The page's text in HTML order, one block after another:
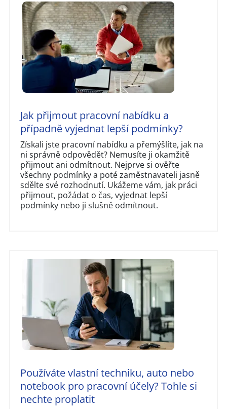
Jak přijmout pracovní nabídku a
případně vyjednat lepší podmínky?
Získali jste pracovní nabídku a přemýšlíte, jak na
ni správně odpovědět? Nemusíte ji okamžitě
přijmout ani odmítnout. Nejprve si ověřte
všechny podmínky a poté zaměstnavateli jasně
sdělte své rozhodnutí. Ukážeme vám, jak práci
přijmout, požádat o čas, vyjednat lepší
podmínky nebo ji slušně odmítnout.
Používáte vlastní techniku, auto nebo
notebook pro pracovní účely? Tohle si
nechte proplatit